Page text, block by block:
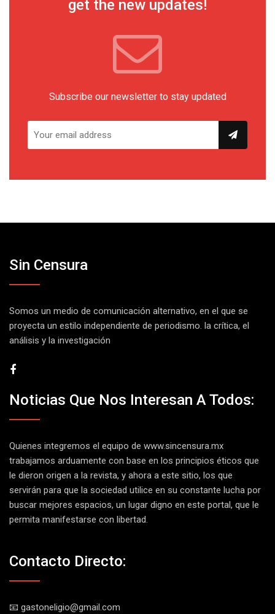
get the new updates!
Subscribe our newsletter to stay updated
Sin Censura
Somos un medio de comunicación alternativo, en el que se
proyecta un estilo independiente de periodismo. la crítica, el
análisis y la investigación
Noticias Que Nos Interesan A Todos:
Quienes integremos el equipo de www.sincensura.mx
trabajamos arduamente con base en los principios éticos que
le dieron origen a la revista, y ahora a este sitio, los que
servirán para que la sociedad utilice en su constante lucha por
buscar mejores espacios, un lugar digno en este portal, que le
permita manifestarse con libertad.
Contacto Directo:
📧 gastoneligio@gmail.com